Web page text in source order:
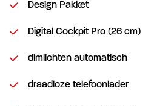
Design Pakket
Digital Cockpit Pro (26 cm)
dimlichten automatisch
draadloze telefoonlader